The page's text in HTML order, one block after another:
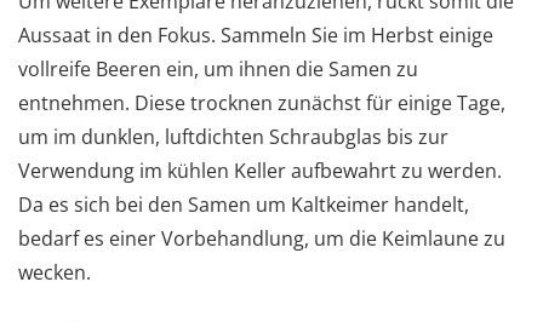
Aussaat in den Fokus. Sammeln Sie im Herbst einige
vollreife Beeren ein, um ihnen die Samen zu
entnehmen. Diese trocknen zunächst für einige Tage,
um im dunklen, luftdichten Schraubglas bis zur
Verwendung im kühlen Keller aufbewahrt zu werden.
Da es sich bei den Samen um Kaltkeimer handelt,
bedarf es einer Vorbehandlung, um die Keimlaune zu
wecken.